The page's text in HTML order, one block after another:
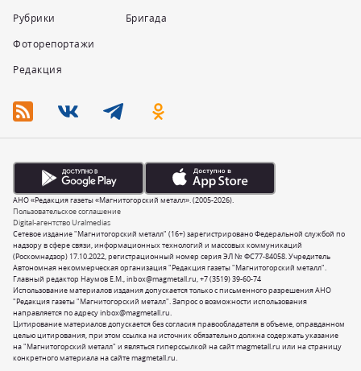
Рубрики
Фоторепортажи
Редакция
Бригада
Сетевое издание "Магнитогорский металл" (16+) зарегистрировано Федеральной службой по
надзору в сфере связи, информационных технологий и массовых коммуникаций
(Роскомнадзор) 17.10.2022, регистрационный номер серия ЭЛ № ФС77-84058. Учредитель
Автономная некоммерческая организация "Редакция газеты "Магнитогорский металл".
Главный редактор Наумов Е.М.,inbox@magmetall.ru,+7 (3519) 39-60-74
Использование материалов издания допускается только с письменного разрешения АНО
"Редакция газеты "Магнитогорский металл". Запрос о возможности использования
направляется по адресуinbox@magmetall.ru.
Цитирование материалов допускается без согласия правообладателя в объеме, оправданном
целью цитирования, при этом ссылка на источник обязательно должна содержать указание
на "Магнитогорский металл" и являться гиперссылкой на сайт magmetall.ru или на страницу
конкретного материала на сайте magmetall.ru.
Пользовательское соглашение
Digital-агентство Uralmedias
АНО «Редакция газеты «Магнитогорский металл». (2005-2026).